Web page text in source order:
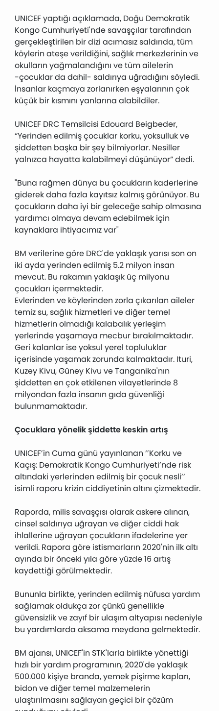
UNICEF yaptığı açıklamada, Doğu Demokratik
Kongo Cumhuriyeti'nde savaşçılar tarafından
gerçekleştirilen bir dizi acımasız saldırıda, tüm
köylerin ateşe verildiğini, sağlık merkezlerinin ve
okulların yağmalandığını ve tüm ailelerin
-çocuklar da dahil- saldırıya uğradığını söyledi.
İnsanlar kaçmaya zorlanırken eşyalarının çok
küçük bir kısmını yanlarına alabildiler.
UNICEF DRC Temsilcisi Edouard Beigbeder,
“Yerinden edilmiş çocuklar korku, yoksulluk ve
şiddetten başka bir şey bilmiyorlar. Nesiller
yalnızca hayatta kalabilmeyi düşünüyor” dedi.
"Buna rağmen dünya bu çocukların kaderlerine
giderek daha fazla kayıtsız kalmış görünüyor. Bu
çocukların daha iyi bir geleceğe sahip olmasına
yardımcı olmaya devam edebilmek için
kaynaklara ihtiyacımız var"
BM verilerine göre DRC'de yaklaşık yarısı son on
iki ayda yerinden edilmiş 5.2 milyon insan
mevcut. Bu rakamın yaklaşık üç milyonu
çocukları içermektedir.
Evlerinden ve köylerinden zorla çıkarılan aileler
temiz su, sağlık hizmetleri ve diğer temel
hizmetlerin olmadığı kalabalık yerleşim
yerlerinde yaşamaya mecbur bırakılmaktadır.
Geri kalanlar ise yoksul yerel topluluklar
içerisinde yaşamak zorunda kalmaktadır. Ituri,
Kuzey Kivu, Güney Kivu ve Tanganika'nın
şiddetten en çok etkilenen vilayetlerinde 8
milyondan fazla insanın gıda güvenliği
bulunmamaktadır.
Çocuklara yönelik şiddette keskin artış
UNICEF’in Cuma günü yayınlanan ‘’Korku ve
Kaçış: Demokratik Kongo Cumhuriyeti’nde risk
altındaki yerlerinden edilmiş bir çocuk nesli’’
isimli raporu krizin ciddiyetinin altını çizmektedir.
Raporda, milis savaşçısı olarak askere alınan,
cinsel saldırıya uğrayan ve diğer ciddi hak
ihlallerine uğrayan çocukların ifadelerine yer
verildi. Rapora göre istismarların 2020'nin ilk altı
ayında bir önceki yıla göre yüzde 16 artış
kaydettiği görülmektedir.
Bununla birlikte, yerinden edilmiş nüfusa yardım
sağlamak oldukça zor çünkü genellikle
güvensizlik ve zayıf bir ulaşım altyapısı nedeniyle
bu yardımlarda aksama meydana gelmektedir.
BM ajansı, UNICEF'in STK'larla birlikte yönettiği
hızlı bir yardım programının, 2020'de yaklaşık
500.000 kişiye branda, yemek pişirme kapları,
bidon ve diğer temel malzemelerin
ulaştırılmasını sağlayan geçici bir çözüm